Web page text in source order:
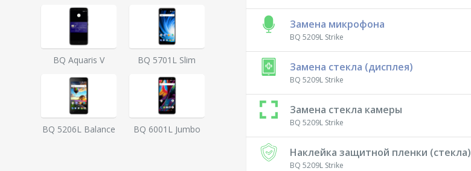
BQ Aquaris V BQ 5701L Slim
BQ 5206L Balance BQ 6001L Jumbo
Замена микрофона
BQ 5209L Strike
Замена стекла (дисплея)
BQ 5209L Strike
Замена стекла камеры
BQ 5209L Strike
Наклейка защитной пленки (стекла)
BQ 5209L Strike